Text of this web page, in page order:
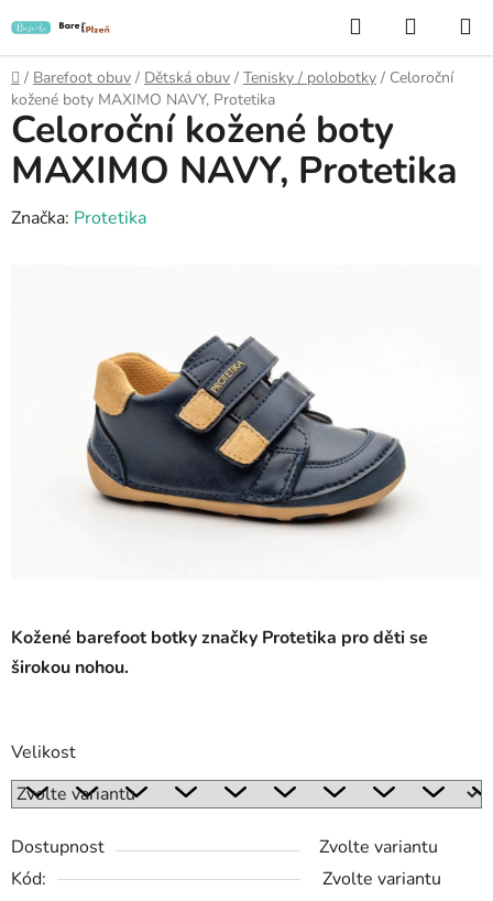
na
obsah
Hledat
KOŠÍK
Domů
/ Barefoot obuv / Dětská obuv / Tenisky / polobotky / Celoroční
kožené boty MAXIMO NAVY, Protetika
Kožené barefoot botky značky Protetika pro děti se
širokou nohou.
Velikost
Dostupnost
Zvolte variantu
Kód:
Zvolte variantu
Celoroční kožené boty
MAXIMO NAVY, Protetika
Značka: Protetika